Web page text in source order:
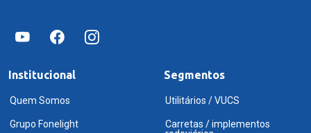
Institucional
Quem Somos
Grupo Fonelight
Segmentos
Utilitários / VUCS
Carretas / implementos